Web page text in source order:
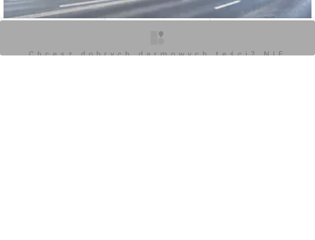
Chcesz dobrych darmowych teści? NIE